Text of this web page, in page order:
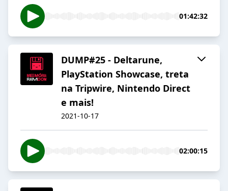
01:42:32
DUMP#25 - Deltarune,
PlayStation Showcase, treta
na Tripwire, Nintendo Direct
e mais!
2021-10-17
02:00:15